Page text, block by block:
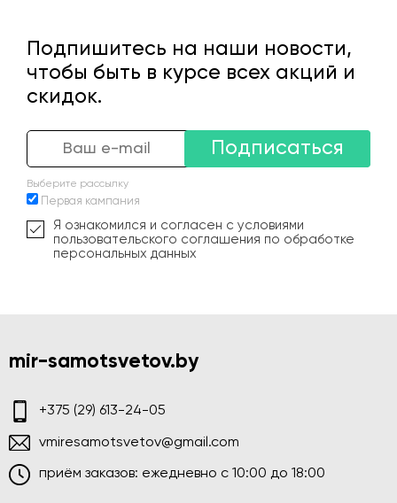
Подпишитесь на наши новости,
чтобы быть в курсе всех акций и
скидок.
Подписаться
Выберите рассылку
Первая кампания
Я ознакомился и согласен с условиями
пользовательского соглашения по обработке
персональных данных
mir-samotsvetov.by
+375 (29) 613-24-05
vmiresamotsvetov@gmail.com
приём заказов: ежедневно c 10:00 до 18:00